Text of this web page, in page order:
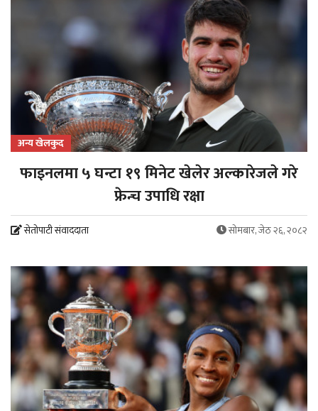
अन्य खेलकुद
फाइनलमा ५ घन्टा १९ मिनेट खेलेर अल्कारेजले गरे
फ्रेन्च उपाधि रक्षा
सेतोपाटी संवाददाता सोमबार, जेठ २६, २०८२